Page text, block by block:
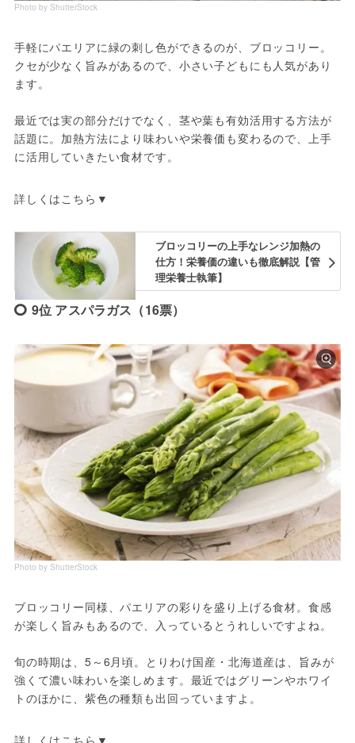
Photo by ShutterStock
手軽にパエリアに緑の刺し色ができるのが、ブロッコリー。
クセが少なく旨みがあるので、小さい子どもにも人気があり
ます。
最近では実の部分だけでなく、茎や葉も有効活用する方法が
話題に。加熱方法により味わいや栄養価も変わるので、上手
に活用していきたい食材です。
詳しくはこちら▼
ブロッコリーの上手なレンジ加熱の
仕方！栄養価の違いも徹底解説【管
理栄養士執筆】
9位 アスパラガス（16票）
Photo by ShutterStock
ブロッコリー同様、パエリアの彩りを盛り上げる食材。食感
が楽しく旨みもあるので、入っているとうれしいですよね。
旬の時期は、5～6月頃。とりわけ国産・北海道産は、旨みが
強くて濃い味わいを楽しめます。最近ではグリーンやホワイ
トのほかに、紫色の種類も出回っていますよ。